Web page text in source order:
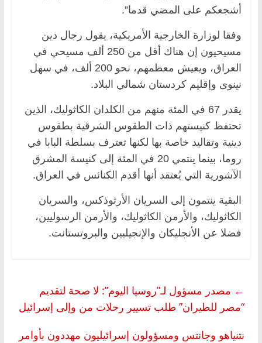
أشجعكم على المضي قدما”.
وفقا لوزارة الخارجية الأمريكية، يقول رجال دين
مسيحيون إن هناك أقل من 250 ألف مسيحي في
العراق، ويعيش معظمهم، نحو 200 ألف، في سهل
نينوى وإقليم كردستان شمالي البلاد.
يقدر 67 في المئة منهم من الكلدان الكاثوليك، الذين
تحتفظ كنيستهم ذات الطقوس الشرقية بطقوس
دينية وتقاليد خاصة بها لكنها تعترف بسلطة البابا في
روما، بينما ينتمي 20 في المئة إلى كنيسة المشرق
الآشورية التي يُعتقد أنها أقدم الكنائس في العراق.
البقية ينتمون إلى السريان الأرثوذكس، والسريان
الكاثوليك، والأرمن الكاثوليك، والأرمن الرسوليين،
فضلا عن الأنجليكان والإنجيليين والبروتستانت.
← مصدر مسؤول لـ”روسيا اليوم”: لا صحة لتقديم
“مصر للطيران” طلب تسيير رحلات من وإلى إسرائيل
نتنياهو وجانتس ومسؤولون إسرائيليون مهددون بأوامر